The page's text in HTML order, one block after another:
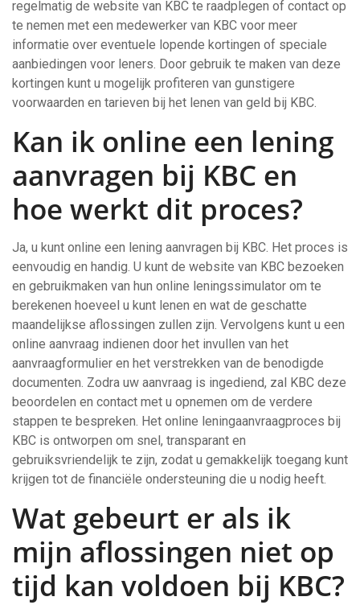
regelmatig de website van KBC te raadplegen of contact op
te nemen met een medewerker van KBC voor meer
informatie over eventuele lopende kortingen of speciale
aanbiedingen voor leners. Door gebruik te maken van deze
kortingen kunt u mogelijk profiteren van gunstigere
voorwaarden en tarieven bij het lenen van geld bij KBC.
Kan ik online een lening
aanvragen bij KBC en
hoe werkt dit proces?
Ja, u kunt online een lening aanvragen bij KBC. Het proces is
eenvoudig en handig. U kunt de website van KBC bezoeken
en gebruikmaken van hun online leningssimulator om te
berekenen hoeveel u kunt lenen en wat de geschatte
maandelijkse aflossingen zullen zijn. Vervolgens kunt u een
online aanvraag indienen door het invullen van het
aanvraagformulier en het verstrekken van de benodigde
documenten. Zodra uw aanvraag is ingediend, zal KBC deze
beoordelen en contact met u opnemen om de verdere
stappen te bespreken. Het online leningaanvraagproces bij
KBC is ontworpen om snel, transparant en
gebruiksvriendelijk te zijn, zodat u gemakkelijk toegang kunt
krijgen tot de financiële ondersteuning die u nodig heeft.
Wat gebeurt er als ik
mijn aflossingen niet op
tijd kan voldoen bij KBC?